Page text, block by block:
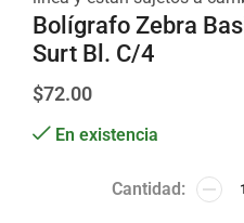
Bolígrafo Zebra
Surt Bl. C/4
$72.00
En existencia